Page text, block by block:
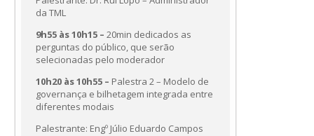
da TML
9h55 às 10h15 – 20min dedicados as
perguntas do público, que serão
selecionadas pelo moderador
10h20 às 10h55 – Palestra 2 – Modelo de
governança e bilhetagem integrada entre
diferentes modais
Palestrante: Engº Júlio Eduardo Campos